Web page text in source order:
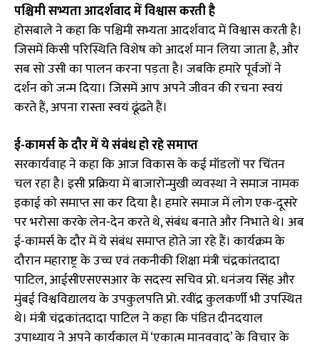
पश्चिमी सभ्यता आदर्शवाद में विश्वास करती है
होसबाले ने कहा कि पश्चिमी सभ्यता आदर्शवाद में विश्वास करती है।
जिसमें किसी परिस्थिति विशेष को आदर्श मान लिया जाता है, और
सब सो उसी का पालन करना पड़ता है। जबकि हमारे पूर्वजों ने
दर्शन को जन्म दिया। जिसमें आप अपने जीवन की रचना स्वयं
करते हैं, अपना रास्ता स्वयं ढूंढते हैं।
ई-कामर्स के दौर में ये संबंध हो रहे समाप्त
सरकार्यवाह ने कहा कि आज विकास के कई मॉडलों पर चिंतन
चल रहा है। इसी प्रक्रिया में बाजारोन्मुखी व्यवस्था ने समाज नामक
इकाई को समाप्त सा कर दिया है। हमारे समाज में लोग एक-दूसरे
पर भरोसा करके लेन-देन करते थे, संबंध बनाते और निभाते थे। अब
ई-कामर्स के दौर में ये संबंध समाप्त होते जा रहे हैं। कार्यक्रम के
दौरान महाराष्ट्र के उच्च एवं तकनीकी शिक्षा मंत्री चंद्रकांतदादा
पाटिल, आईसीएसएसआर के सदस्य सचिव प्रो. धनंजय सिंह और
मुंबई विश्वविद्यालय के उपकुलपति प्रो. रवींद्र कुलकर्णी भी उपस्थित
थे। मंत्री चंद्रकांतदादा पाटिल ने कहा कि पंडित दीनदयाल
उपाध्याय ने अपने कार्यकाल में ‘एकात्म मानववाद’ के विचार के